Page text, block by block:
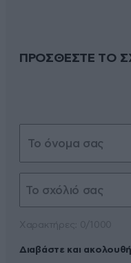
ΠΡΟΣΘΕΣΤΕ ΤΟ
Διαβάστε και